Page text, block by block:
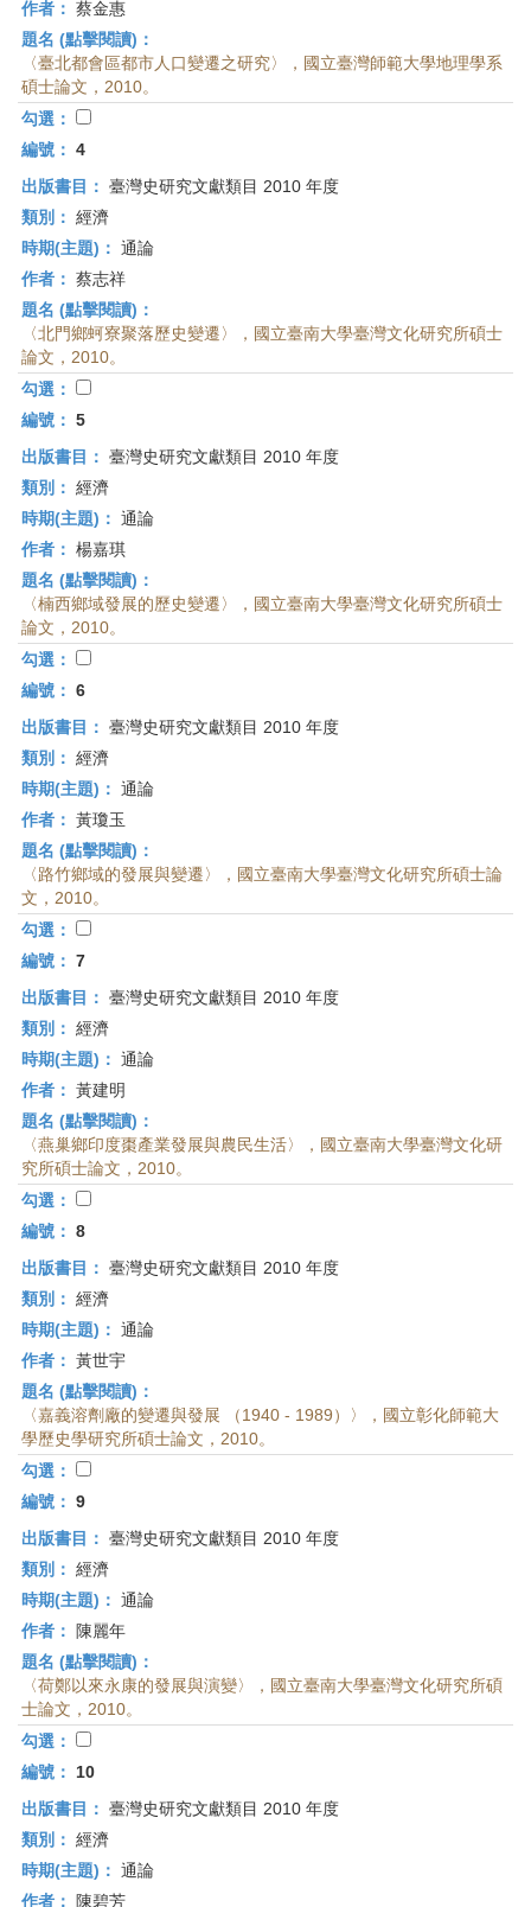
作者： 蔡金惠
題名 (點擊閱讀)：
〈臺北都會區都市人口變遷之研究〉，國立臺灣師範大學地理學系
碩士論文，2010。
勾選：
編號： 4
出版書目： 臺灣史研究文獻類目 2010 年度
類別： 經濟
時期(主題)： 通論
作者： 蔡志祥
題名 (點擊閱讀)：
〈北門鄉蚵寮聚落歷史變遷〉，國立臺南大學臺灣文化研究所碩士
論文，2010。
勾選：
編號： 5
出版書目： 臺灣史研究文獻類目 2010 年度
類別： 經濟
時期(主題)： 通論
作者： 楊嘉琪
題名 (點擊閱讀)：
〈楠西鄉域發展的歷史變遷〉，國立臺南大學臺灣文化研究所碩士
論文，2010。
勾選：
編號： 6
出版書目： 臺灣史研究文獻類目 2010 年度
類別： 經濟
時期(主題)： 通論
作者： 黃瓊玉
題名 (點擊閱讀)：
〈路竹鄉域的發展與變遷〉，國立臺南大學臺灣文化研究所碩士論
文，2010。
勾選：
編號： 7
出版書目： 臺灣史研究文獻類目 2010 年度
類別： 經濟
時期(主題)： 通論
作者： 黃建明
題名 (點擊閱讀)：
〈燕巢鄉印度棗產業發展與農民生活〉，國立臺南大學臺灣文化研
究所碩士論文，2010。
勾選：
編號： 8
出版書目： 臺灣史研究文獻類目 2010 年度
類別： 經濟
時期(主題)： 通論
作者： 黃世宇
題名 (點擊閱讀)：
〈嘉義溶劑廠的變遷與發展 （1940 - 1989）〉，國立彰化師範大
學歷史學研究所碩士論文，2010。
勾選：
編號： 9
出版書目： 臺灣史研究文獻類目 2010 年度
類別： 經濟
時期(主題)： 通論
作者：
陳麗年
題名 (點擊閱讀)：
〈荷鄭以來永康的發展與演變〉，國立臺南大學臺灣文化研究所碩
士論文，2010。
勾選：
編號：
10
出版書目： 臺灣史研究文獻類目 2010 年度
類別： 經濟
時期(主題)： 通論
作者：
陳碧芳